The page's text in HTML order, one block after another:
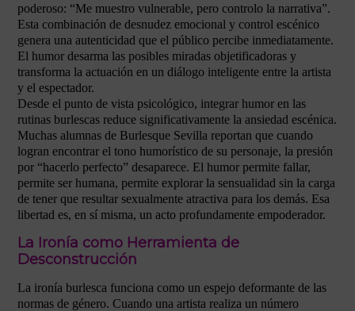
poderoso: “Me muestro vulnerable, pero controlo la narrativa”.
Esta combinación de desnudez emocional y control escénico
genera una autenticidad que el público percibe inmediatamente.
El humor desarma las posibles miradas objetificadoras y
transforma la actuación en un diálogo inteligente entre la artista
y el espectador.
Desde el punto de vista psicológico, integrar humor en las
rutinas burlescas reduce significativamente la ansiedad escénica.
Muchas alumnas de Burlesque Sevilla reportan que cuando
logran encontrar el tono humorístico de su personaje, la presión
por “hacerlo perfecto” desaparece. El humor permite fallar,
permite ser humana, permite explorar la sensualidad sin la carga
de tener que resultar sexualmente atractiva para los demás. Esa
libertad es, en sí misma, un acto profundamente empoderador.
La Ironía como Herramienta de
Desconstrucción
La ironía burlesca funciona como un espejo deformante de las
normas de género. Cuando una artista realiza un número